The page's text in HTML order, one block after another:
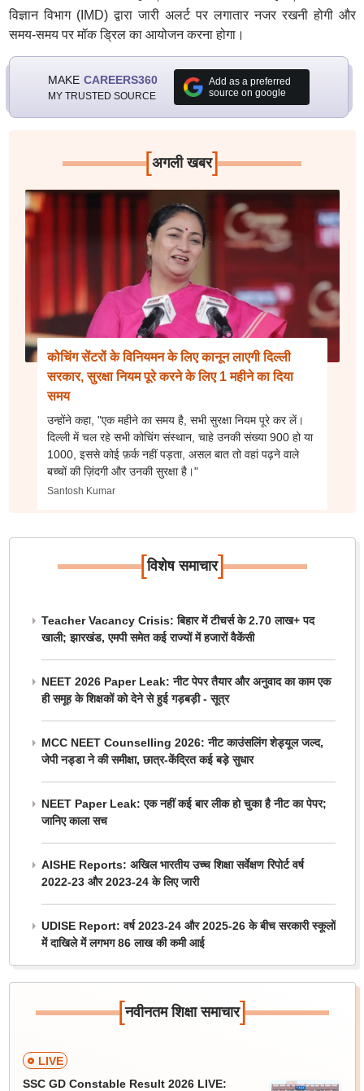
विज्ञान विभाग (IMD) द्वारा जारी अलर्ट पर लगातार नजर रखनी होगी और
समय-समय पर मॉक ड्रिल का आयोजन करना होगा।
MAKE CAREERS360
MY TRUSTED SOURCE
Add as a preferred
source on google
[अगली खबर]
कोचिंग सेंटरों के विनियमन के लिए कानून लाएगी दिल्ली
सरकार, सुरक्षा नियम पूरे करने के लिए 1 महीने का दिया
समय
उन्होंने कहा, "एक महीने का समय है, सभी सुरक्षा नियम पूरे कर लें।
दिल्ली में चल रहे सभी कोचिंग संस्थान, चाहे उनकी संख्या 900 हो या
1000, इससे कोई फ़र्क नहीं पड़ता, असल बात तो वहां पढ़ने वाले
बच्चों की ज़िंदगी और उनकी सुरक्षा है।"
Santosh Kumar
[विशेष समाचार]
Teacher Vacancy Crisis: बिहार में टीचर्स के 2.70 लाख+ पद
खाली; झारखंड, एमपी समेत कई राज्यों में हजारों वैकेंसी
NEET 2026 Paper Leak: नीट पेपर तैयार और अनुवाद का काम एक
ही समूह के शिक्षकों को देने से हुई गड़बड़ी - सूत्र
MCC NEET Counselling 2026: नीट काउंसलिंग शेड्यूल जल्द,
जेपी नड्डा ने की समीक्षा, छात्र-केंद्रित कई बड़े सुधार
NEET Paper Leak: एक नहीं कई बार लीक हो चुका है नीट का पेपर;
जानिए काला सच
AISHE Reports: अखिल भारतीय उच्च शिक्षा सर्वेक्षण रिपोर्ट वर्ष
2022-23 और 2023-24 के लिए जारी
UDISE Report: वर्ष 2023-24 और 2025-26 के बीच सरकारी स्कूलों
में दाखिले में लगभग 86 लाख की कमी आई
[नवीनतम शिक्षा समाचार]
LIVE
SSC GD Constable Result 2026 LIVE: